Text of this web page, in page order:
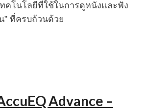
คโนโลยีที่ใช้ในการดูหนังและฟัง
” ที่ครบถ้วนด้วย
Advance –